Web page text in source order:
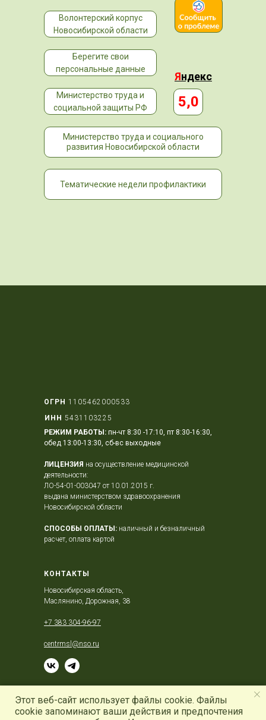
Волонтерский корпус
Новосибирской области
Берегите свои
персональные данные
Министерство труда и социального
развития Новосибирской области
Министерство труда и
социальной защиты РФ
5,0
Яндекс
Тематические недели профилактики
Этот веб-сайт использует файлы cookie. Файлы
cookie запоминают ваши действия и предпочтения
ОГРН 1105462000533
РЕЖИМ РАБОТЫ: пн-чт 8:30 -17:10, пт 8:30-16:30,
обед 13:00-13:30, сб-вс выходные
ЛИЦЕНЗИЯ на осуществление медицинской
деятельности:
ЛО-54-01-003047 от 10.01.2015 г.
выдана министерством здравоохранения
Новосибирской области
СПОСОБЫ ОПЛАТЫ: наличный и безналичный
расчет, оплата картой
ИНН 5431103225
КОНТАКТЫ
Новосибирская область,
Маслянино, Дорожная, 38
+7 383 304-96-97
centrmsl@nso.ru
© 2022
Разработка сайта